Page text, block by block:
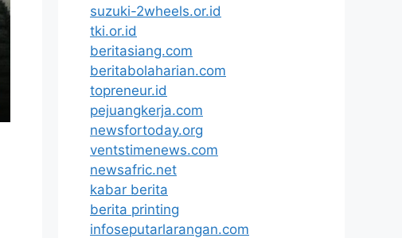
suzuki-2wheels.or.id
tki.or.id
beritasiang.com
beritabolaharian.com
topreneur.id
pejuangkerja.com
newsfortoday.org
ventstimenews.com
newsafric.net
kabar berita
berita printing
infoseputarlarangan.com